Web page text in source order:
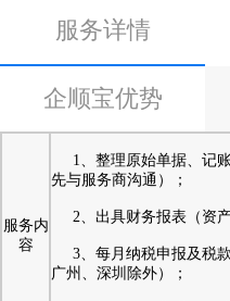
服务详情
企顺宝优势
服务内
容
1、整理原始单据、记
先与服务商沟通）；
2、出具财务报表（资产
3、每月纳税申报及税款
广州、深圳除外）；